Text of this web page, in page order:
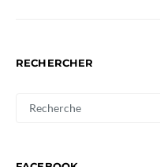
RECHERCHER
FOR: